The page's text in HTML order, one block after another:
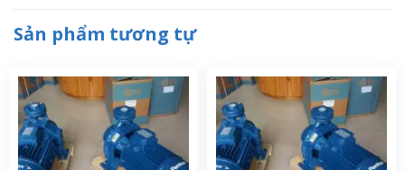
Sản phẩm tương tự